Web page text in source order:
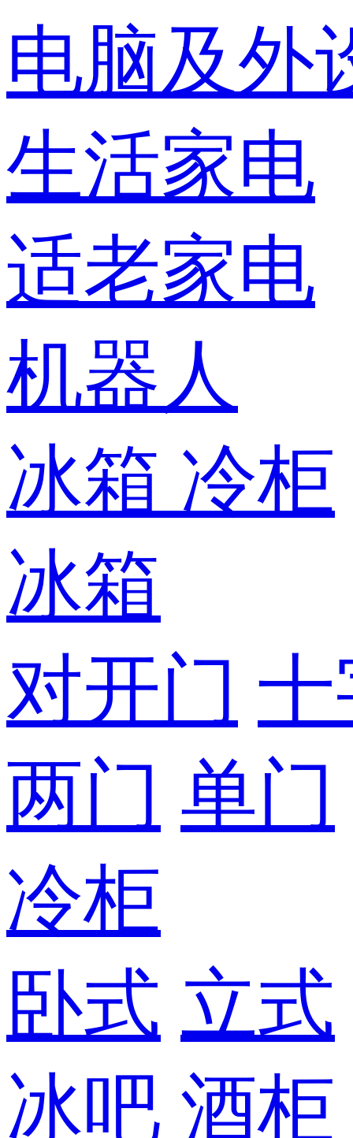
电脑及外
生活家电
适老家电
机器人
冰箱 冷柜
冰箱
对开门
两门 单门
冷柜
卧式 立式
冰吧 酒柜